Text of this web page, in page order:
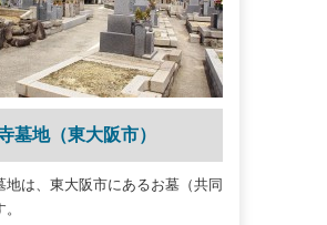
墓地（東大阪市）
地は、東大阪市にあるお墓（共同